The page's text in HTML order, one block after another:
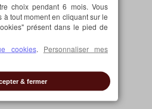
choix pendant 6 mois. Vous
à tout moment en cliquant sur le
présent dans le pied de
cookies. Personnaliser mes
& fermer